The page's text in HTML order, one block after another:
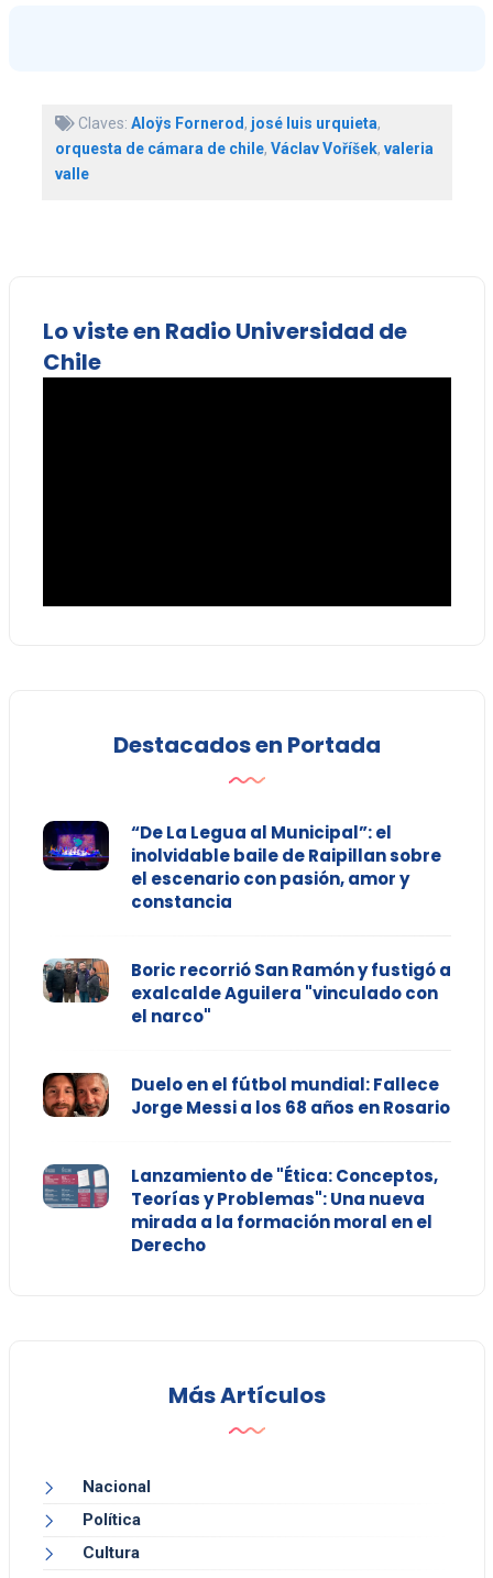
Claves: Aloÿs Fornerod, josé luis urquieta,
orquesta de cámara de chile, Václav Voříšek, valeria
valle
Lo viste en Radio Universidad de
Chile
Destacados en Portada
“De La Legua al Municipal”: el
inolvidable baile de Raipillan sobre
el escenario con pasión, amor y
constancia
Boric recorrió San Ramón y fustigó a
exalcalde Aguilera "vinculado con
el narco"
Duelo en el fútbol mundial: Fallece
Jorge Messi a los 68 años en Rosario
Lanzamiento de "Ética: Conceptos,
Teorías y Problemas": Una nueva
mirada a la formación moral en el
Derecho
Más Artículos
Nacional
Política
Cultura